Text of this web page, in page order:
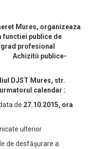
Mures, organizeaza
functiei publice de
profesional
Achizitii publice-
DJST Mures, str.
calendar :
de 27.10.2015, ora
ulterior
de desfăşurare a